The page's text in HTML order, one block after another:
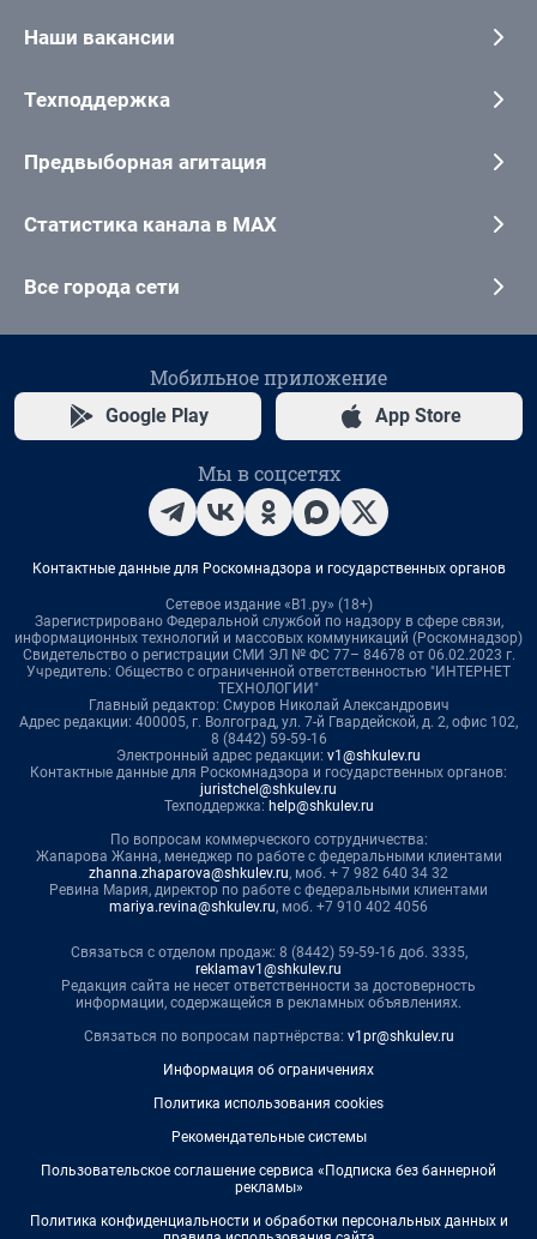
Наши вакансии
Техподдержка
Предвыборная агитация
Статистика канала в MAX
Все города сети
Мобильное приложение
Google Play App Store
Мы в соцсетях
Контактные данные для Роскомнадзора и государственных органов
Сетевое издание «В1.ру» (18+)
Зарегистрировано Федеральной службой по надзору в сфере связи,
информационных технологий и массовых коммуникаций (Роскомнадзор)
Свидетельство о регистрации СМИ ЭЛ № ФС 77– 84678 от 06.02.2023 г.
Учредитель: Общество с ограниченной ответственностью "ИНТЕРНЕТ
ТЕХНОЛОГИИ"
Главный редактор: Смуров Николай Александрович
Адрес редакции: 400005, г. Волгоград, ул. 7-й Гвардейской, д. 2, офис 102,
8 (8442) 59-59-16
Электронный адрес редакции: v1@shkulev.ru
Контактные данные для Роскомнадзора и государственных органов:
juristchel@shkulev.ru
Техподдержка: help@shkulev.ru
По вопросам коммерческого сотрудничества:
Жапарова Жанна, менеджер по работе с федеральными клиентами
zhanna.zhaparova@shkulev.ru, моб. + 7 982 640 34 32
Ревина Мария, директор по работе с федеральными клиентами
mariya.revina@shkulev.ru, моб. +7 910 402 4056
Связаться с отделом продаж: 8 (8442) 59-59-16 доб. 3335,
reklamav1@shkulev.ru
Редакция сайта не несет ответственности за достоверность
информации, содержащейся в рекламных объявлениях.
Связаться по вопросам партнёрства: v1pr@shkulev.ru
Информация об ограничениях
Политика использования cookies
Рекомендательные системы
Пользовательское соглашение сервиса «Подписка без баннерной
рекламы»
Политика конфиденциальности и обработки персональных данных и